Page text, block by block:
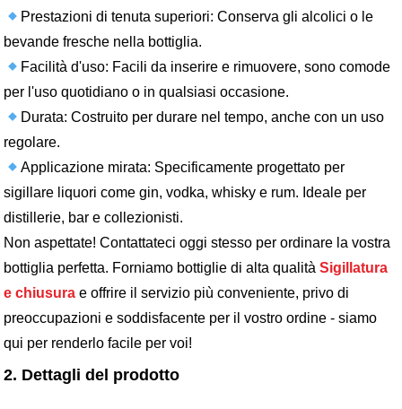
Prestazioni di tenuta superiori: Conserva gli alcolici o le
bevande fresche nella bottiglia.
Facilità d'uso: Facili da inserire e rimuovere, sono comode
per l'uso quotidiano o in qualsiasi occasione.
Durata: Costruito per durare nel tempo, anche con un uso
regolare.
Applicazione mirata: Specificamente progettato per
sigillare liquori come gin, vodka, whisky e rum. Ideale per
distillerie, bar e collezionisti.
Non aspettate! Contattateci oggi stesso per ordinare la vostra
bottiglia perfetta. Forniamo bottiglie di alta qualitàSigillatura
e chiusura e offrire il servizio più conveniente, privo di
preoccupazioni e soddisfacente per il vostro ordine - siamo
qui per renderlo facile per voi!
2. Dettagli del prodotto